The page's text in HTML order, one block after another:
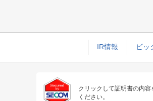
IR情報 ビッ
クリックして証明書の内容
ください。